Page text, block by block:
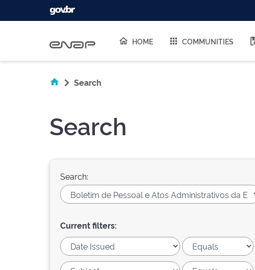
HOME COMMUNITIES
Search
Search
Search:
Current filters: